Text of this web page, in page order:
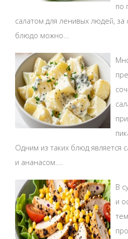
по
салатом для ленивых людей, за
блюдо можно...
Одним из таких блюд является
и ананасом....
В
и